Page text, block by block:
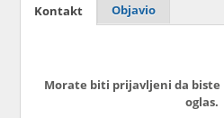
Kontakt Objavio
Morate biti prijavljeni da biste
oglas.